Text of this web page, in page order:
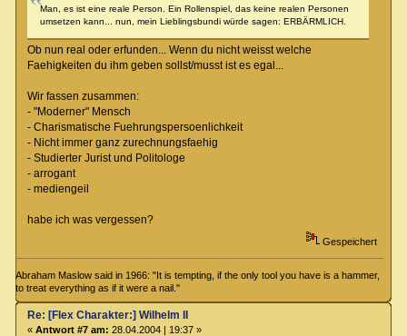
Man, es ist eine reale Person. Ein Rollenspiel, das keine realen Personen
umsetzen kann... nun, mein Lieblingsbundi würde sagen: ERBÄRMLICH.
Ob nun real oder erfunden... Wenn du nicht weisst welche
Faehigkeiten du ihm geben sollst/musst ist es egal...
Wir fassen zusammen:
- "Moderner" Mensch
- Charismatische Fuehrungspersoenlichkeit
- Nicht immer ganz zurechnungsfaehig
- Studierter Jurist und Politologe
- arrogant
- mediengeil
habe ich was vergessen?
Gespeichert
Abraham Maslow said in 1966: "It is tempting, if the only tool you have is a hammer,
to treat everything as if it were a nail."
Re: [Flex Charakter:] Wilhelm II
« Antwort #7 am: 28.04.2004 | 19:37 »